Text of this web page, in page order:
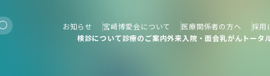
お知らせ 宮崎博愛会について 医療関係者の方へ 採用
検診について診療のご案内外来入院・面会乳がんトータ